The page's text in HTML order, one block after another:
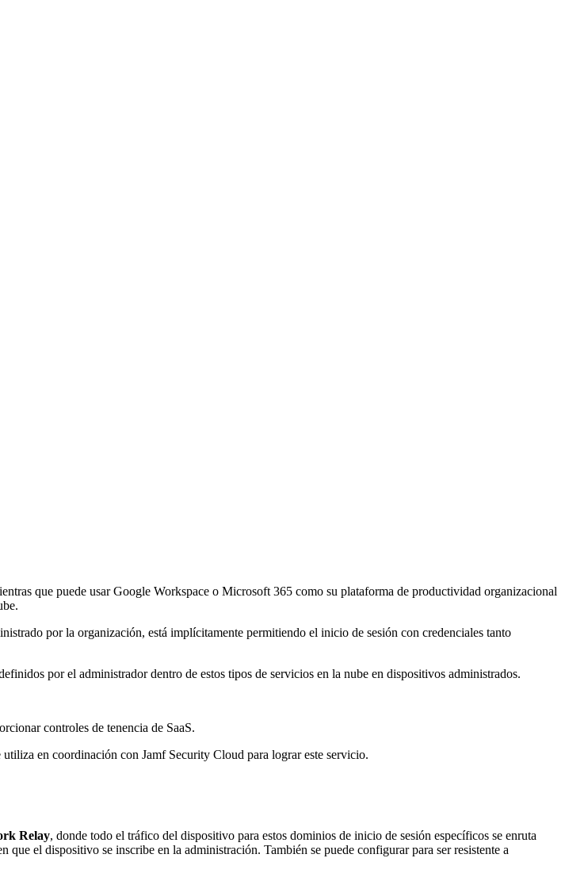
que puede usar Google Workspace o Microsoft 365 como su plataforma de productividad organizacional
por la organización, está implícitamente permitiendo el inicio de sesión con credenciales tanto
por el administrador dentro de estos tipos de servicios en la nube en dispositivos administrados.
controles de tenencia de SaaS.
en coordinación con Jamf Security Cloud para lograr este servicio.
Relay, donde todo el tráfico del dispositivo para estos dominios de inicio de sesión específicos se enruta
el dispositivo se inscribe en la administración. También se puede configurar para ser resistente a